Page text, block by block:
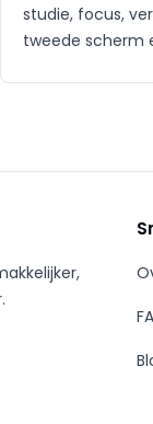
studie, focus,
tweede scherm